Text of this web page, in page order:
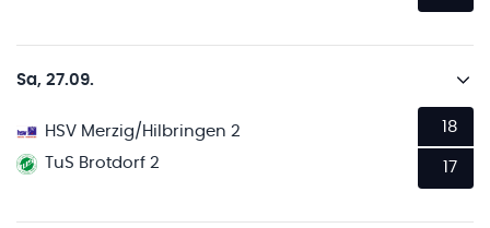
Sa, 27.09.
HSV Merzig/Hilbringen 2
TuS Brotdorf 2
18
17